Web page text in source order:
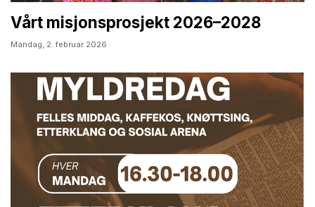
Vårt misjonsprosjekt 2026–2028
Mandag, 2. februar 2026